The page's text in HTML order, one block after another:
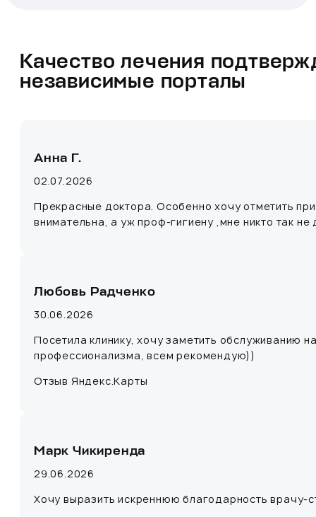
Качество лечения
независимые порталы
Анна Г.
02.07.2026
Прекрасные доктора. Особенно хочу отметить
внимательна, а уж проф-гигиену ,мне никто так
Любовь Радченко
30.06.2026
Посетила клинику, хочу заметить обслуживанию
профессионализма, всем рекомендую))
Отзыв Яндекс.Карты
Марк Чикиренда
29.06.2026
Хочу выразить искреннюю благодарность врачу-